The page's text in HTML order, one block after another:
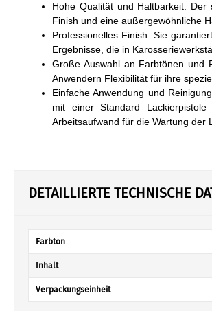
Hohe Qualität und Haltbarkeit: Der
Finish und eine außergewöhnliche
Professionelles Finish: Sie
Ergebnisse, die in
Große Auswahl an Farbtönen und
Anwendern Flexibilität für ihre
Einfache Anwendung und
mit einer Standard
Arbeitsaufwand für die Wartung der
DETAILLIERTE TECHNISCHE
Farbton
Inhalt
Verpackungseinheit